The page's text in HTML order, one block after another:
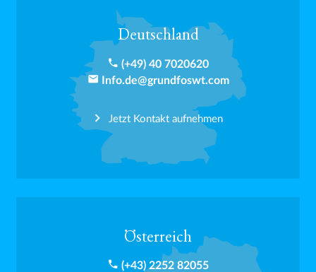
Deutschland
phone (+49) 40 7020620
email Info.de@grundfoswt.com
Jetzt Kontakt aufnehmen
Österreich
phone (+43) 2252 82055